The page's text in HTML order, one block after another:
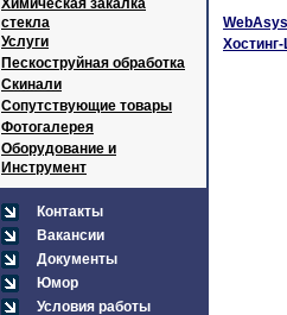
Химическая закалка
стекла
Услуги
Пескоструйная обработка
Скинали
Сопутствующие товары
Фотогалерея
Оборудование и
Инструмент
Контакты
Вакансии
Документы
Юмор
Условия работы